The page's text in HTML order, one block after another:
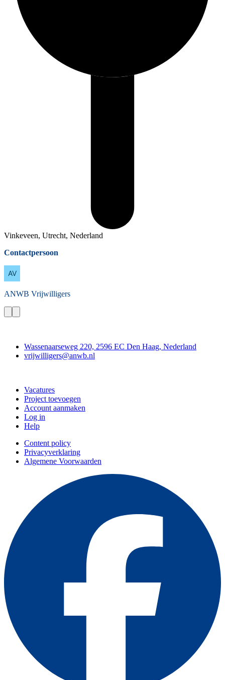
Vinkeveen, Utrecht, Nederland
Contactpersoon
ANWB Vrijwilligers
Wassenaarseweg 220, 2596 EC Den Haag, Nederland
vrijwilligers@anwb.nl
Vacatures
Project toevoegen
Account aanmaken
Log in
Help
Content policy
Privacyverklaring
Algemene Voorwaarden